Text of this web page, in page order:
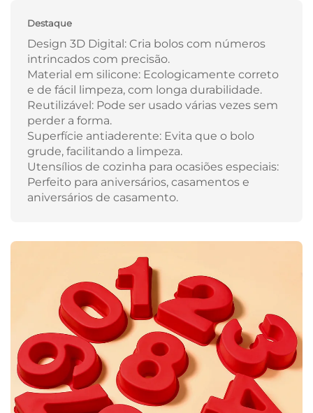
Destaque
Design 3D Digital: Cria bolos com números
intrincados com precisão.
Material em silicone: Ecologicamente correto
e de fácil limpeza, com longa durabilidade.
Reutilizável: Pode ser usado várias vezes sem
perder a forma.
Superfície antiaderente: Evita que o bolo
grude, facilitando a limpeza.
Utensílios de cozinha para ocasiões especiais:
Perfeito para aniversários, casamentos e
aniversários de casamento.